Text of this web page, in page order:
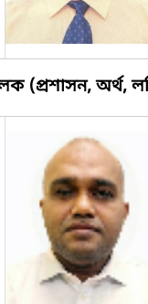
(প্রশাসন, অর্থ,